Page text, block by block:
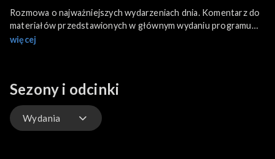
Rozmowa o najważniejszych wydarzeniach dnia. Komentarz do
materiałów przedstawionych w głównym wydaniu programu
informacyjnego.
więcej
Sezony i odcinki
Wydania